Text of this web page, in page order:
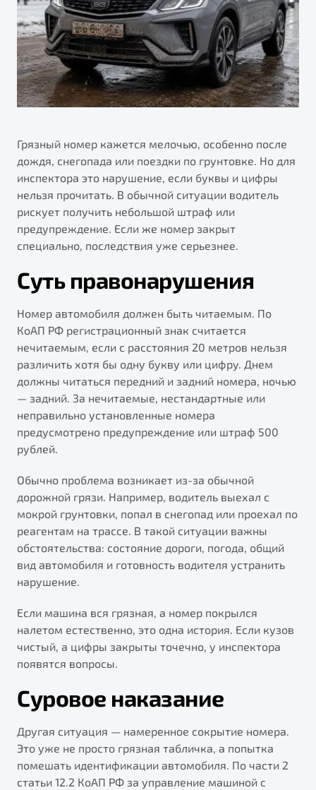
Яркий кроссовер
от 2 219 990 ₽*
S50
от 1 699 990 ₽*
Обзор В наличии
X70
Универсальный кроссовер
от 2 499 990 ₽*
Автокредит
Трейд-ин
Страхование
Расчет КАСКО
автомобиля Belgee
Подробно
Автомобили в наличии
Тест-драйв
Автокредит
Ремонт электрооборудования
Диагностика автомобилей
Ремонт двигателя
Кузовной ремонт
Полная диагностика
Ремонт тормозной системы
Ремонт ходовой части
Обслуживание автокондиционеров
ПОДДЕРЖКА
Belgee Линк
Belgee Клуб
Belgee Плюс
Реферальная программа
Клиентская поддержка
Помощь на дорогах
Будьте еще более уверены на дорогах с программой
"Помощь на дорогах"
Преимущества программы
Запись на сервис
Калькулятор ТО
Клиентская поддержка
О дилерском центре
Правовая информация
Грязный номер кажется мелочью, особенно после
дождя, снегопада или поездки по грунтовке. Но для
инспектора это нарушение, если буквы и цифры
нельзя прочитать. В обычной ситуации водитель
рискует получить небольшой штраф или
предупреждение. Если же номер закрыт
специально, последствия уже серьезнее.
Суть правонарушения
Номер автомобиля должен быть читаемым. По
КоАП РФ регистрационный знак считается
нечитаемым, если с расстояния 20 метров нельзя
различить хотя бы одну букву или цифру. Днем
должны читаться передний и задний номера, ночью
— задний. За нечитаемые, нестандартные или
неправильно установленные номера
предусмотрено предупреждение или штраф 500
рублей.
Обычно проблема возникает из-за обычной
дорожной грязи. Например, водитель выехал с
мокрой грунтовки, попал в снегопад или проехал по
реагентам на трассе. В такой ситуации важны
обстоятельства: состояние дороги, погода, общий
вид автомобиля и готовность водителя устранить
нарушение.
Если машина вся грязная, а номер покрылся
налетом естественно, это одна история. Если кузов
чистый, а цифры закрыты точечно, у инспектора
появятся вопросы.
Суровое наказание
Другая ситуация — намеренное сокрытие номера.
Это уже не просто грязная табличка, а попытка
помешать идентификации автомобиля. По части 2
статьи 12.2 КоАП РФ за управление машиной с